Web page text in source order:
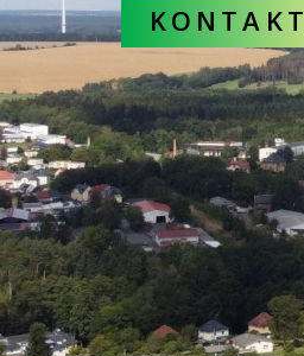
KONTAKT